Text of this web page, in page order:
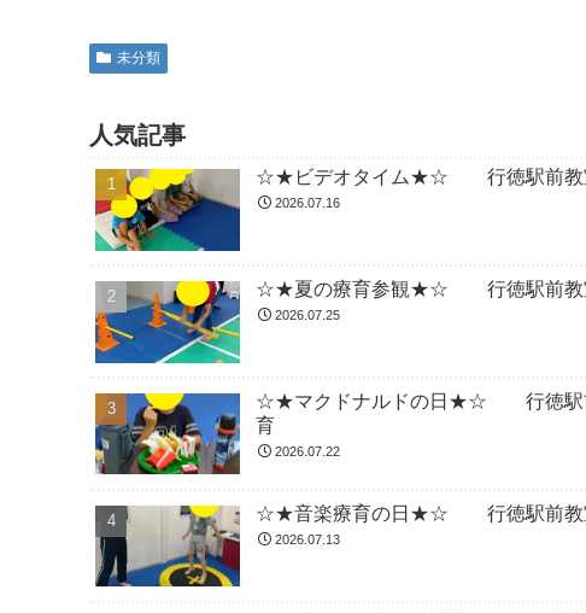
未分類
人気記事
☆★ビデオタイム★☆ 行徳駅前教
2026.07.16
☆★夏の療育参観★☆ 行徳駅前教
2026.07.25
☆★マクドナルドの日★☆ 行徳駅
育
2026.07.22
☆★音楽療育の日★☆ 行徳駅前教
2026.07.13